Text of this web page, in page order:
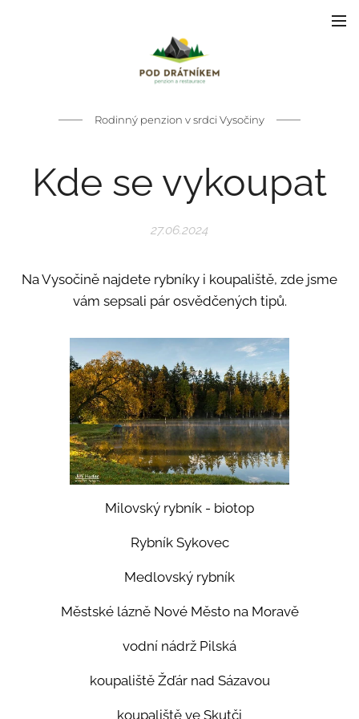
Rodinný penzion v srdci Vysočiny
Kde se vykoupat
27.06.2024
Na Vysočině najdete rybníky i koupaliště, zde jsme
vám sepsali pár osvědčených tipů.
Milovský rybník - biotop
Rybník Sykovec
Medlovský rybník
Městské lázně Nové Město na Moravě
vodní nádrž Pilská
koupaliště Žďár nad Sázavou
koupaliště ve Skutči